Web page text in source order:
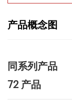
产品概念图
同系列产品
72 产品